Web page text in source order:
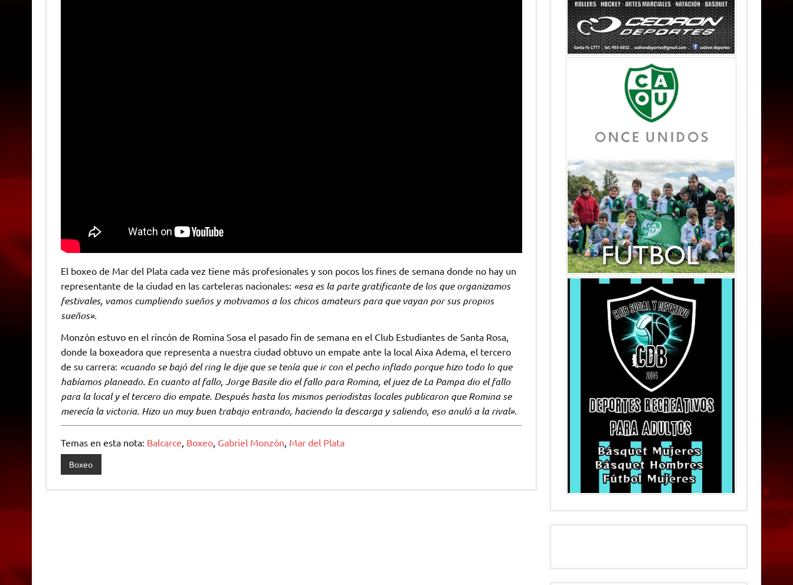
El boxeo de Mar del Plata cada vez tiene más profesionales y son pocos los fines de semana donde no hay un
representante de la ciudad en las carteleras nacionales: «esa es la parte gratificante de los que organizamos
festivales, vamos cumpliendo sueños y motivamos a los chicos amateurs para que vayan por sus propios
sueños».
Monzón estuvo en el rincón de Romina Sosa el pasado fin de semana en el Club Estudiantes de Santa Rosa,
donde la boxeadora que representa a nuestra ciudad obtuvo un empate ante la local Aixa Adema, el tercero
de su carrera: «cuando se bajó del ring le dije que se tenía que ir con el pecho inflado porque hizo todo lo que
habíamos planeado. En cuanto al fallo, Jorge Basile dio el fallo para Romina, el juez de La Pampa dio el fallo
para la local y el tercero dio empate. Después hasta los mismos periodistas locales publicaron que Romina se
merecía la victoria. Hizo un muy buen trabajo entrando, haciendo la descarga y saliendo, eso anuló a la rival».
Temas en esta nota: Balcarce Boxeo, Gabriel Monzón Mar del Plata
Boxeo